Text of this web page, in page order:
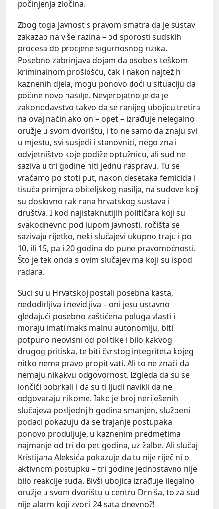
počinjenja zločina.
Zbog toga javnost s pravom smatra da je sustav
zakazao na više razina – od sporosti sudskih
procesa do procjene sigurnosnog rizika.
Posebno zabrinjava dojam da osobe s teškom
kriminalnom prošlošću, čak i nakon najtežih
kaznenih djela, mogu ponovo doći u situaciju da
počine novo nasilje. Nevjerojatno je da je
zakonodavstvo takvo da se ranijeg ubojicu tretira
na ovaj način ako on – opet – izrađuje nelegalno
oružje u svom dvorištu, i to ne samo da znaju svi
u mjestu, svi susjedi i stanovnici, nego zna i
odvjetništvo koje podiže optužnicu, ali sud ne
saziva u tri godine niti jednu raspravu. Tu se
vraćamo po stoti put, nakon desetaka femicida i
tisuća primjera obiteljskog nasilja, na sudove koji
su doslovno rak rana hrvatskog sustava i
društva. I kod najistaknutijih političara koji su
svakodnevno pod lupom javnosti, ročišta se
sazivaju rijetko, neki slučajevi ukupno traju i po
10, ili 15, pa i 20 godina do pune pravomoćnosti.
Što je tek onda s ovim slučajevima koji su ispod
radara.
Suci su u Hrvatskoj postali posebna kasta,
nedodirljiva i nevidljiva – oni jesu ustavno
gledajući posebno zaštićena poluga vlasti i
moraju imati maksimalnu autonomiju, biti
potpuno neovisni od politike i bilo kakvog
drugog pritiska, te biti čvrstog integriteta kojeg
nitko nema pravo propitivati. Ali to ne znači da
nemaju nikakvu odgovornost. Izgleda da su se
lončići pobrkali i da su ti ljudi navikli da ne
odgovaraju nikome. Iako je broj neriješenih
slučajeva posljednjih godina smanjen, službeni
podaci pokazuju da se trajanje postupaka
ponovo produljuje, u kaznenim predmetima
najmanje od tri do pet godina, uz žalbe. Ali slučaj
Kristijana Aleksića pokazuje da tu nije riječ ni o
aktivnom postupku – tri godine jednostavno nije
bilo reakcije suda. Bivši ubojica izrađuje ilegalno
oružje u svom dvorištu u centru Drniša, to za sud
nije alarm koji zvoni 24 sata dnevno?!